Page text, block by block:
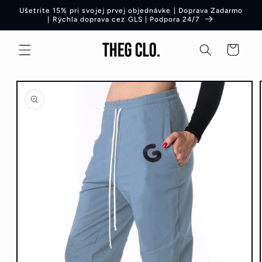
Preskočiť
na obsah
Ušetrite 15% pri svojej prvej objednávke | Doprava Zadarmo
| Rýchla doprava cez GLS | Podpora 24/7
Košík
informácie
o produkte